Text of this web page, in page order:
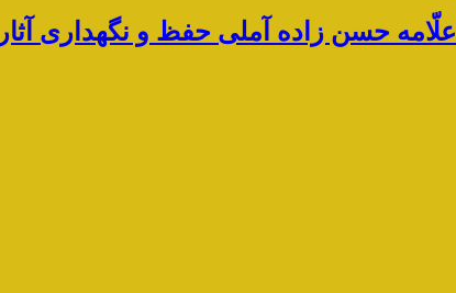
علّامه حسن زاده آملی حفظ و نگهداری